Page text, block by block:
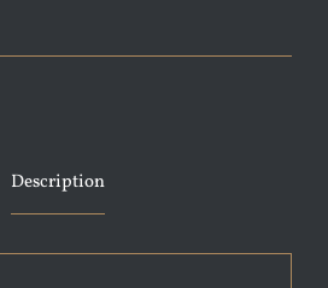
Description